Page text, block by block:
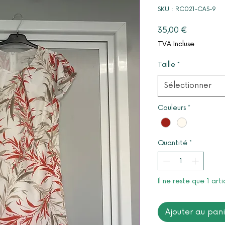
SKU : RC021-CAS-9
35,00 €
TVA Incluse
Taille *
Sélectionner
Couleurs *
Quantité *
Il ne reste que 1
Ajouter au